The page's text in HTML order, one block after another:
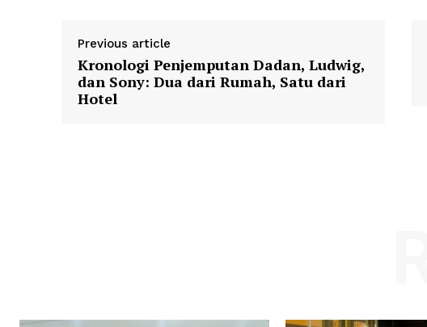
Previous article
Kronologi Penjemputan Dadan, Ludwig,
dan Sony: Dua dari Rumah, Satu dari
Hotel